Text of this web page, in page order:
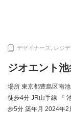
デザイナーズ レジ
ジオエント
場所 東京都豊島区南
徒歩4分 JR山手線 『
歩5分 築年月 2024年